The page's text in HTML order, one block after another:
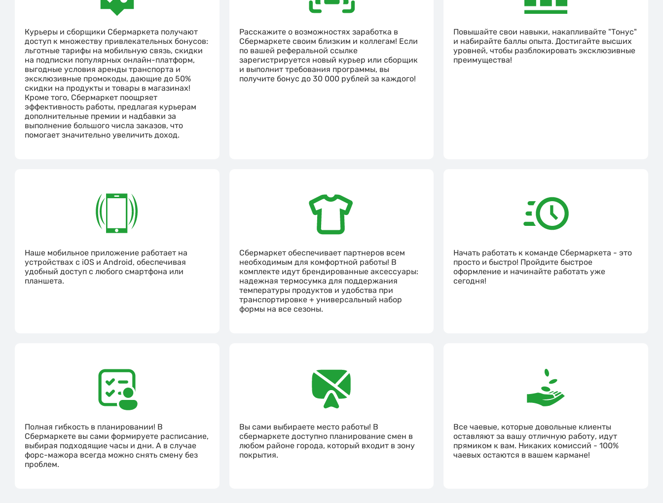
Курьеры и сборщики Сбермаркета получают
доступ к множеству привлекательных бонусов:
льготные тарифы на мобильную связь, скидки
на подписки популярных онлайн-платформ,
выгодные условия аренды транспорта и
эксклюзивные промокоды, дающие до 50%
скидки на продукты и товары в магазинах!
Кроме того, Сбермаркет поощряет
эффективность работы, предлагая курьерам
дополнительные премии и надбавки за
выполнение большого числа заказов, что
помогает значительно увеличить доход.
Расскажите о возможностях заработка в
Сбермаркете своим близким и коллегам! Если
по вашей реферальной ссылке
зарегистрируется новый курьер или сборщик
и выполнит требования программы, вы
получите бонус до 30 000 рублей за каждого!
Повышайте свои навыки, накапливайте "Тонус"
и набирайте баллы опыта. Достигайте высших
уровней, чтобы разблокировать эксклюзивные
преимущества!
Наше мобильное приложение работает на
устройствах с iOS и Android, обеспечивая
удобный доступ с любого смартфона или
планшета.
Сбермаркет обеспечивает партнеров всем
необходимым для комфортной работы! В
комплекте идут брендированные аксессуары:
надежная термосумка для поддержания
температуры продуктов и удобства при
транспортировке + универсальный набор
формы на все сезоны.
Начать работать к команде Сбермаркета - это
просто и быстро! Пройдите быстрое
оформление и начинайте работать уже
сегодня!
Полная гибкость в планировании! В
Сбермаркете вы сами формируете расписание,
выбирая подходящие часы и дни. А в случае
форс-мажора всегда можно снять смену без
проблем.
Вы сами выбираете место работы! В
сбермаркете доступно планирование смен в
любом районе города, который входит в зону
покрытия.
Все чаевые, которые довольные клиенты
оставляют за вашу отличную работу, идут
прямиком к вам. Никаких комиссий - 100%
чаевых остаются в вашем кармане!